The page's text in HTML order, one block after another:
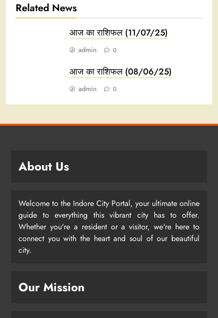
Related News
आज का राशिफल (11/07/25)
admin 0
आज का राशिफल (08/06/25)
admin 0
About Us
Welcome to the Indore City Portal, your ultimate online
guide to everything this vibrant city has to offer.
Whether you're a resident or a visitor, we're here to
connect you with the heart and soul of our beautiful
city.
Our Mission